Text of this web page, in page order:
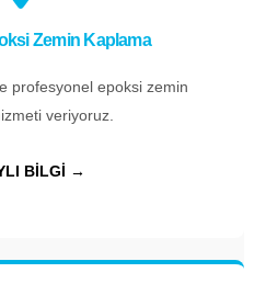
Zemin Kaplama
profesyonel epoksi zemin
veriyoruz.
BİLGİ →